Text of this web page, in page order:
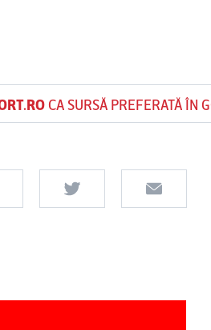
CA SURSĂ PREFERATĂ ÎN